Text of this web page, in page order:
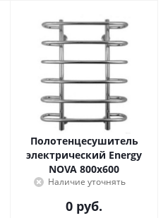
Полотенцесушитель
электрический Energy
NOVA 800x600
Наличие уточнять
0 руб.